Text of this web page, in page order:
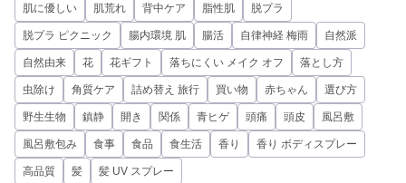
肌に優しい 肌荒れ 背中ケア 脂性肌 脱プラ
脱プラ ピクニック 腸内環境 肌 腸活 自律神経 梅雨 自然派
自然由来 花 花ギフト 落ちにくい メイク オフ 落とし方
虫除け 角質ケア 詰め替え 旅行 買い物 赤ちゃん 選び方
野生生物 鎮静 開き 関係 青ヒゲ 頭痛 頭皮 風呂敷
風呂敷包み 食事 食品 食生活 香り 香り ボディスプレー
高品質 髪 髪 UV スプレー